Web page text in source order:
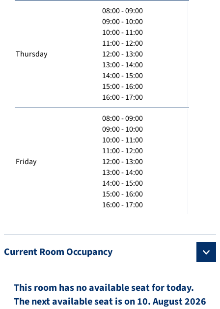
Thursday
08:00 - 09:00
09:00 - 10:00
10:00 - 11:00
11:00 - 12:00
12:00 - 13:00
13:00 - 14:00
14:00 - 15:00
15:00 - 16:00
16:00 - 17:00
Friday
08:00 - 09:00
09:00 - 10:00
10:00 - 11:00
11:00 - 12:00
12:00 - 13:00
13:00 - 14:00
14:00 - 15:00
15:00 - 16:00
16:00 - 17:00
Current Room Occupancy
This room has no available seat for today.
The next available seat is on 10. August 2026